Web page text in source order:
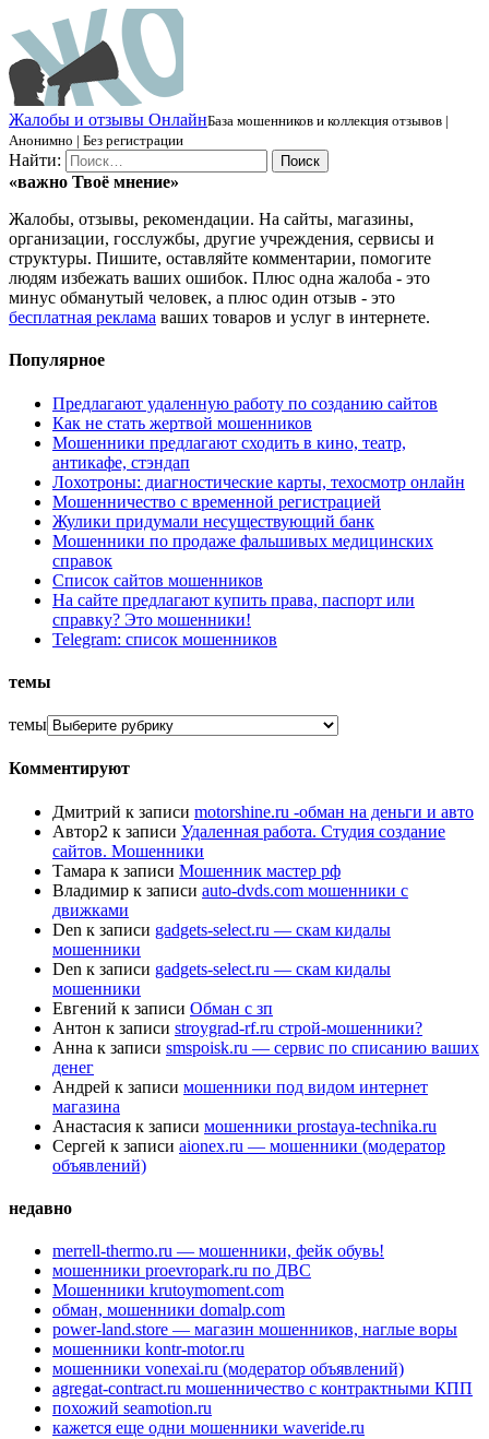
Жалобы и отзывы ОнлайнБаза мошенников и коллекция отзывов |
Анонимно | Без регистрации
Найти:
«важно Твоё мнение»
Жалобы, отзывы, рекомендации. На сайты, магазины,
организации, госслужбы, другие учреждения, сервисы и
структуры. Пишите, оставляйте комментарии, помогите
людям избежать ваших ошибок. Плюс одна жалоба - это
минус обманутый человек, а плюс один отзыв - это
бесплатная реклама ваших товаров и услуг в интернете.
Популярное
Предлагают удаленную работу по созданию сайтов
Как не стать жертвой мошенников
Мошенники предлагают сходить в кино, театр,
антикафе, стэндап
Лохотроны: диагностические карты, техосмотр онлайн
Мошенничество с временной регистрацией
Жулики придумали несуществующий банк
Мошенники по продаже фальшивых медицинских
справок
Список сайтов мошенников
На сайте предлагают купить права, паспорт или
справку? Это мошенники!
Telegram: список мошенников
темы
темы
Комментируют
Дмитрий к записи motorshine.ru -обман на деньги и авто
Автор2 к записи Удаленная работа. Студия создание
сайтов. Мошенники
Тамара к записи Мошенник мастер рф
Владимир к записи auto-dvds.com мошенники с
движками
Den к записи gadgets-select.ru — скам кидалы
мошенники
Den к записи gadgets-select.ru — скам кидалы
мошенники
Евгений к записи Обман с зп
Антон к записи stroygrad-rf.ru строй-мошенники?
Анна к записи smspoisk.ru — сервис по списанию ваших
денег
Андрей к записи мошенники под видом интернет
магазина
Анастасия к записи мошенники prostaya-technika.ru
Сергей к записи aionex.ru — мошенники (модератор
объявлений)
недавно
merrell-thermo.ru — мошенники, фейк обувь!
мошенники proevropark.ru по ДВС
Мошенники krutoymoment.com
обман, мошенники domalp.com
power-land.store — магазин мошенников, наглые воры
мошенники kontr-motor.ru
мошенники vonexai.ru (модератор объявлений)
agregat-contract.ru мошенничество с контрактными КПП
похожий seamotion.ru
кажется еще одни мошенники waveride.ru